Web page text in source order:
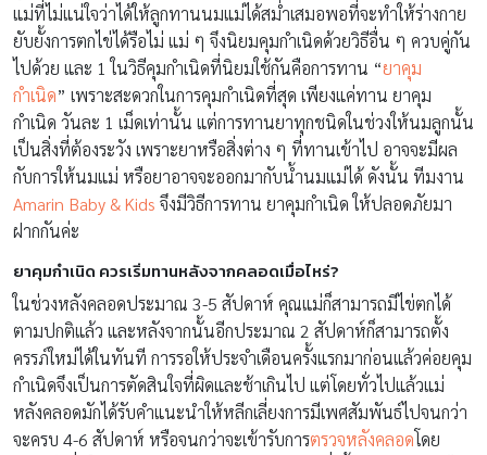
แม่ที่ไม่แน่ใจว่าได้ให้ลูกทานนมแม่ได้สม่ำเสมอพอที่จะทำให้ร่างกาย
ยับยั้งการตกไข่ได้รือไม่ แม่ ๆ จึงนิยมคุมกำเนิดด้วยวิธีอื่น ๆ ควบคู่กัน
ไปด้วย และ 1 ในวิธีคุมกำเนิดที่นิยมใช้กันคือการทาน “ยาคุม
กำเนิด” เพราะสะดวกในการคุมกำเนิดที่สุด เพียงแค่ทาน ยาคุม
กำเนิด วันละ 1 เม็ดเท่านั้น แต่การทานยาทุกชนิดในช่วงให้นมลูกนั้น
เป็นสิ่งที่ต้องระวัง เพราะยาหรือสิ่งต่าง ๆ ที่ทานเข้าไป อาจจะมีผล
กับการให้นมแม่ หรือยาอาจจะออกมากับน้ำนมแม่ได้ ดังนั้น ทีมงาน
Amarin Baby & Kids จึงมีวิธีการทาน ยาคุมกำเนิด ให้ปลอดภัยมา
ฝากกันค่ะ
ยาคุมกำเนิด ควรเริ่มทานหลังจากคลอดเมื่อไหร่?
ในช่วงหลังคลอดประมาณ 3-5 สัปดาห์ คุณแม่ก็สามารถมีไข่ตกได้
ตามปกติแล้ว และหลังจากนั้นอีกประมาณ 2 สัปดาห์ก็สามารถตั้ง
ครรภ์ใหม่ได้ในทันที การรอให้ประจำเดือนครั้งแรกมาก่อนแล้วค่อยคุม
กำเนิดจึงเป็นการตัดสินใจที่ผิดและช้าเกินไป แต่โดยทั่วไปแล้วแม่
หลังคลอดมักได้รับคำแนะนำให้หลีกเลี่ยงการมีเพศสัมพันธ์ไปจนกว่า
จะครบ 4-6 สัปดาห์ หรือจนกว่าจะเข้ารับการตรวจหลังคลอดโดย